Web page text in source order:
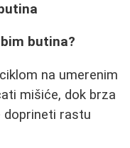
butina?
na umerenim
mišiće, dok brza
doprineti rastu